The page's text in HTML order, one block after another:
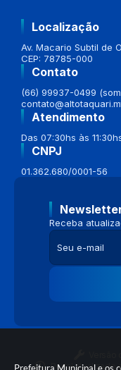
Localização
Av. Macario Subtil de
CEP: 78785-000
Contato
(66) 99937-0499
Atendimento
Das 07:30hs às
CNPJ
01.362.680/0001-56
Receba
Portal atualizado